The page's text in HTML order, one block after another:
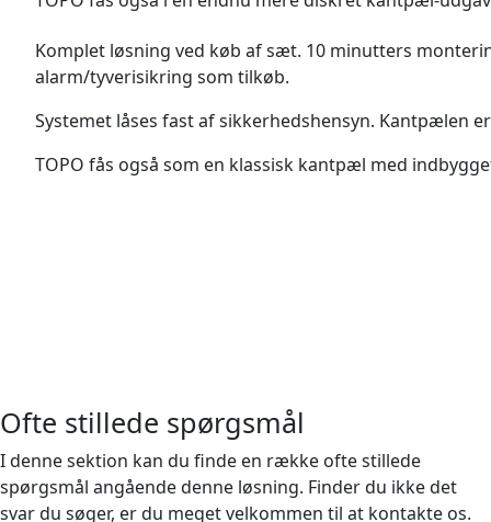
Komplet løsning ved køb af sæt. 10 minutters
alarm/tyverisikring som tilkøb.
Systemet låses fast af sikkerhedshensyn. Kantpælen
TOPO fås også som en klassisk kantpæl med
Ofte stillede spørgsmål
I denne sektion kan du finde en række ofte stillede
spørgsmål angående denne løsning. Finder du ikke det
svar du søger, er du meget velkommen til at kontakte os.